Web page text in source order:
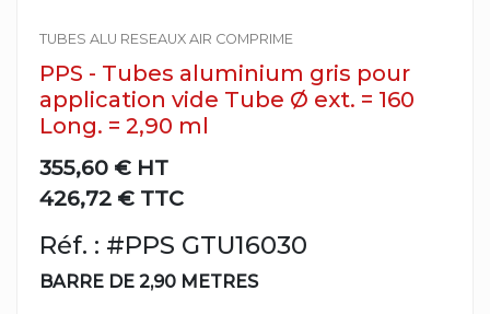
TUBES ALU RESEAUX AIR COMPRIME
PPS - Tubes aluminium gris pour
application vide Tube Ø ext. = 160
Long. = 2,90 ml
355,60 € HT
426,72 € TTC
Réf. : #PPS GTU16030
BARRE DE 2,90 METRES